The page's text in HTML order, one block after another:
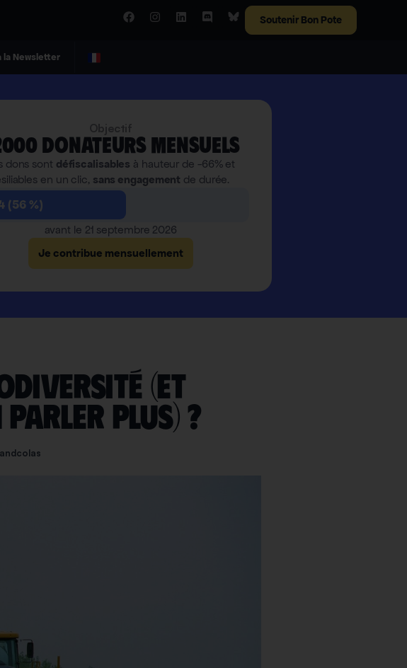
Soutenir Bon Pote
la Newsletter
donateurs mensuels
dons sont défiscalisables à hauteur de -66% et
en un clic, sans engagement de durée.
(56 %)
avant le 21 septembre 2026
Je contribue mensuellement
(et
plus) ?